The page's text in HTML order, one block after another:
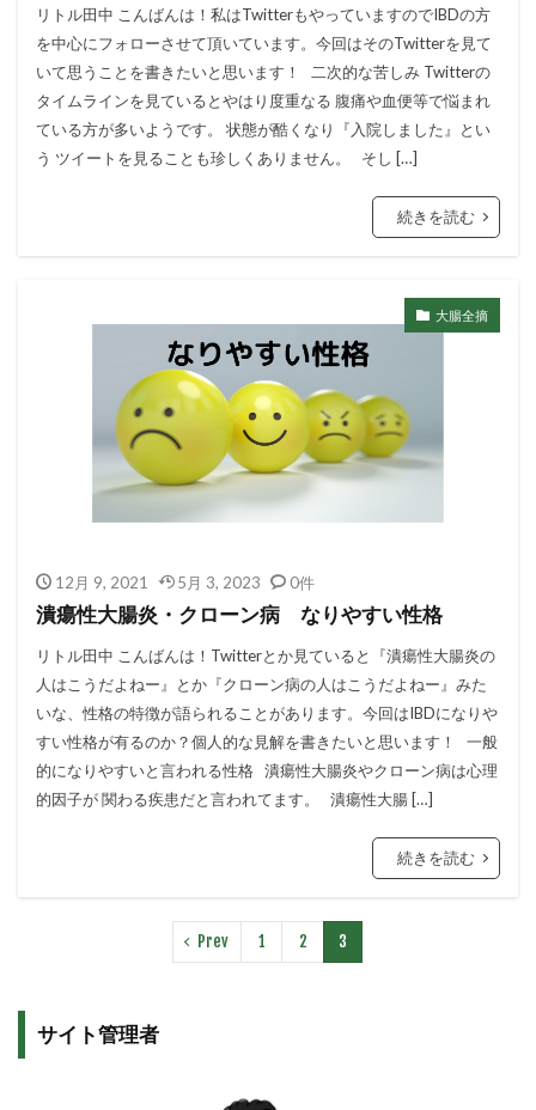
リトル田中 こんばんは！私はTwitterもやっていますのでIBDの方
を中心にフォローさせて頂いています。今回はそのTwitterを見て
いて思うことを書きたいと思います！ 二次的な苦しみ Twitterの
タイムラインを見ているとやはり度重なる 腹痛や血便等で悩まれ
ている方が多いようです。 状態が酷くなり『入院しました』とい
う ツイートを見ることも珍しくありません。 そし […]
続きを読む
大腸全摘
12月 9, 2021 5月 3, 2023 0件
潰瘍性大腸炎・クローン病 なりやすい性格
リトル田中 こんばんは！Twitterとか見ていると『潰瘍性大腸炎の
人はこうだよねー』とか『クローン病の人はこうだよねー』みた
いな、性格の特徴が語られることがあります。今回はIBDになりや
すい性格が有るのか？個人的な見解を書きたいと思います！ 一般
的になりやすいと言われる性格 潰瘍性大腸炎やクローン病は心理
的因子が 関わる疾患だと言われてます。 潰瘍性大腸 […]
続きを読む
Prev 1 2 3
サイト管理者